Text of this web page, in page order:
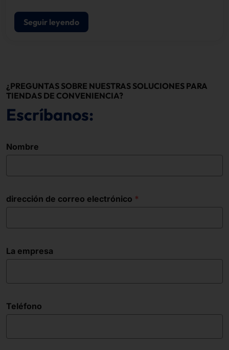
Seguir leyendo
¿PREGUNTAS SOBRE NUESTRAS SOLUCIONES PARA
TIENDAS DE CONVENIENCIA?
Escríbanos:
Nombre
dirección de correo electrónico
La empresa
Teléfono